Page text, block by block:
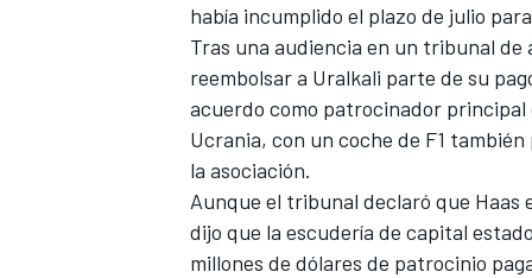
había incumplido el plazo de julio
Tras una audiencia en un tribunal
reembolsar a Uralkali parte de su
acuerdo como patrocinador principal
Ucrania, con un coche de F1
la asociación.
Aunque el tribunal declaró que
dijo que la escudería de capital
millones de dólares de patrocinio